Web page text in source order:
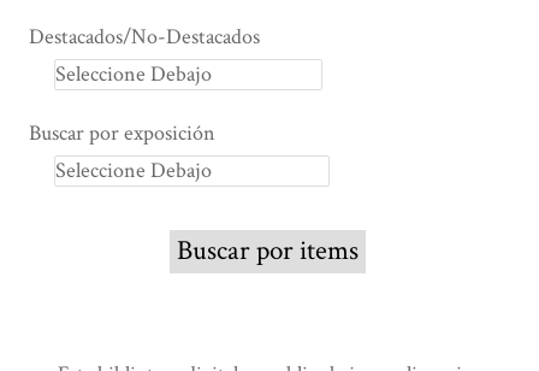
Destacados/No-Destacados
Buscar por exposición